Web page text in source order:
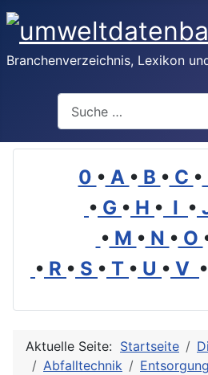
Branchenverzeichnis, Lexikon
0 • A • B • C •
• G • H • I •
• M • N • O
• R • S • T • U • V •
Aktuelle Seite: Startseite
Abfalltechnik
Entsorgung